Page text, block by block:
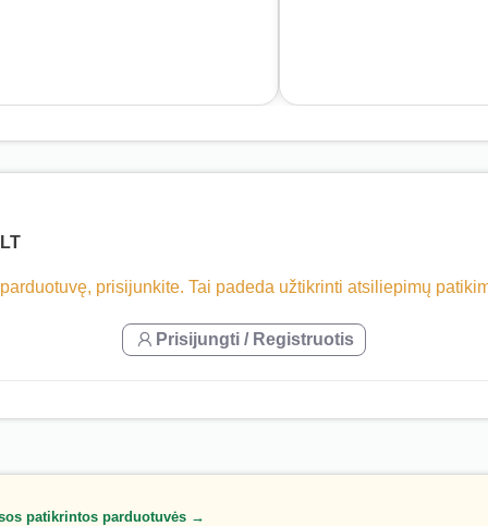
prisijunkite. Tai padeda užtikrinti atsiliepimų
Prisijungti / Registruotis
patikrintos parduotuvės →